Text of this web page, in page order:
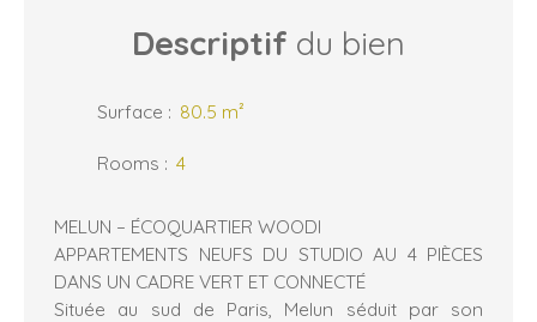
Descriptif du bien
Surface : 80.5 m²
Rooms : 4
MELUN – ÉCOQUARTIER WOODI
APPARTEMENTS NEUFS DU STUDIO AU 4 PIÈCES
DANS UN CADRE VERT ET CONNECTÉ
Située au sud de Paris, Melun séduit par son